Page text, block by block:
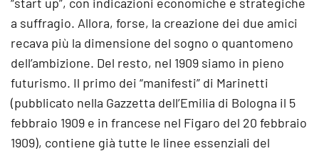
a suffragio. Allora, forse, la creazione dei due amici
recava più la dimensione del sogno o quantomeno
dell’ambizione. Del resto, nel 1909 siamo in pieno
futurismo. Il primo dei “manifesti” di Marinetti
(pubblicato nella Gazzetta dell’Emilia di Bologna il 5
febbraio 1909 e in francese nel Figaro del 20 febbraio
1909), contiene già tutte le linee essenziali del